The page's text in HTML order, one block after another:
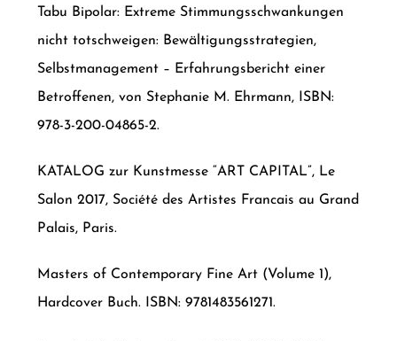
Tabu Bipolar: Extreme Stimmungsschwankungen
nicht totschweigen: Bewältigungsstrategien,
Selbstmanagement – Erfahrungsbericht einer
Betroffenen, von Stephanie M. Ehrmann, ISBN:
978-3-200-04865-2.
KATALOG zur Kunstmesse “ART CAPITAL”, Le
Salon 2017, Société des Artistes Francais au Grand
Palais, Paris.
Masters of Contemporary Fine Art (Volume 1),
Hardcover Buch. ISBN: 9781483561271.